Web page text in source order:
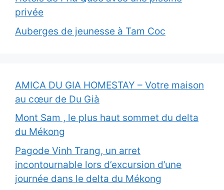
privée
Auberges de jeunesse à Tam Coc
AMICA DU GIA HOMESTAY – Votre maison
au cœur de Du Già
Mont Sam , le plus haut sommet du delta
du Mékong
Pagode Vinh Trang, un arret
incontournable lors d’excursion d’une
journée dans le delta du Mékong